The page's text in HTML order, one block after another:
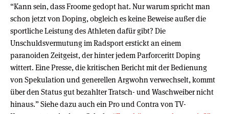
“Kann sein, dass Froome gedopt hat. Nur warum spricht man
schon jetzt von Doping, obgleich es keine Beweise außer die
sportliche Leistung des Athleten dafür gibt? Die
Unschuldsvermutung im Radsport erstickt an einem
paranoiden Zeitgeist, der hinter jedem Parforceritt Doping
wittert. Eine Presse, die kritischen Bericht mit der Bedienung
von Spekulation und generellen Argwohn verwechselt, kommt
über den Status gut bezahlter Tratsch- und Waschweiber nicht
hinaus.” Siehe dazu auch ein Pro und Contra von TV-